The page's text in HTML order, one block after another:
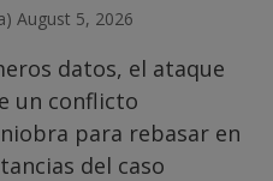
August 5, 2026
datos, el ataque
un conflicto
para rebasar en
del caso